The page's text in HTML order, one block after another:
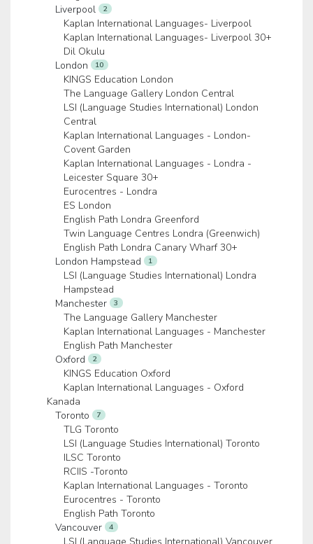
Liverpool
2
Kaplan International Languages- Liverpool
Kaplan International Languages- Liverpool 30+
Dil Okulu
London
10
KINGS Education London
The Language Gallery London Central
LSI (Language Studies International) London
Central
Kaplan International Languages - London-
Covent Garden
Kaplan International Languages - Londra -
Leicester Square 30+
Eurocentres - Londra
ES London
English Path Londra Greenford
Twin Language Centres Londra (Greenwich)
English Path Londra Canary Wharf 30+
London Hampstead
1
LSI (Language Studies International) Londra
Hampstead
Manchester
3
The Language Gallery Manchester
Kaplan International Languages - Manchester
English Path Manchester
Oxford
2
KINGS Education Oxford
Kaplan International Languages - Oxford
Kanada
Toronto
7
TLG Toronto
LSI (Language Studies International) Toronto
ILSC Toronto
RCIIS -Toronto
Kaplan International Languages - Toronto
Eurocentres - Toronto
English Path Toronto
Vancouver
4